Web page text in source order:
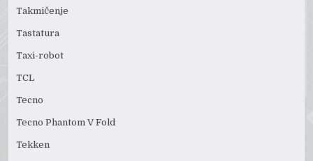
Takmičenje
Tastatura
Taxi-robot
TCL
Tecno
Tecno Phantom V Fold
Tekken